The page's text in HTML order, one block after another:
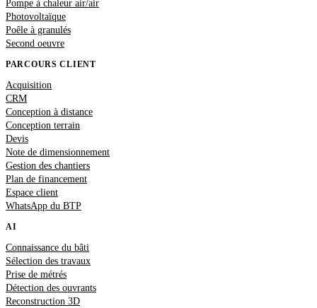
Pompe à chaleur air/air
Photovoltaïque
Poêle à granulés
Second oeuvre
PARCOURS CLIENT
Acquisition
CRM
Conception à distance
Conception terrain
Devis
Note de dimensionnement
Gestion des chantiers
Plan de financement
Espace client
WhatsApp du BTP
AI
Connaissance du bâti
Sélection des travaux
Prise de métrés
Détection des ouvrants
Reconstruction 3D